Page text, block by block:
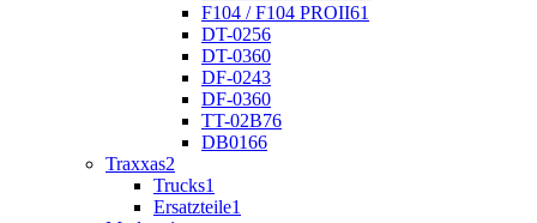
F104 / F104 PROII61
DT-0256
DT-0360
DF-0243
DF-0360
TT-02B76
DB0166
Traxxas2
Trucks1
Ersatzteile1